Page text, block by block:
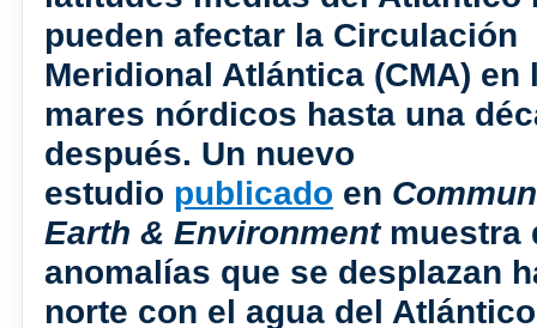
pueden afectar la Circulación
Meridional Atlántica (CMA) en
mares nórdicos hasta una
después. Un nuevo
estudio publicado en
Earth & Environmentmuestra
anomalías que se desplazan
norte con el agua del